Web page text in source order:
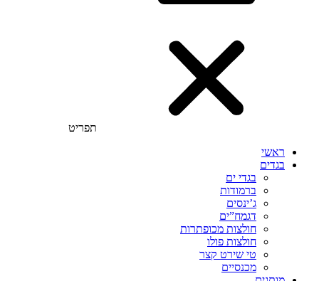
תפריט
ראשי
בגדים
בגדי ים
ברמודות
ג’ינסים
דגמח”ים
חולצות מכופתרות
חולצות פולו
טי שירט קצר
מכנסיים